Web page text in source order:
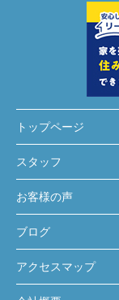
トップページ
スタッフ
お客様の声
ブログ
アクセスマップ